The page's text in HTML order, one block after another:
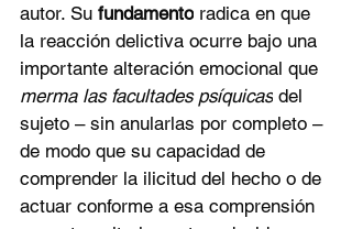
autor. Su fundamento radica en que
la reacción delictiva ocurre bajo una
importante alteración emocional que
merma las facultades psíquicas del
sujeto – sin anularlas por completo –
de modo que su capacidad de
comprender la ilicitud del hecho o de
actuar conforme a esa comprensión